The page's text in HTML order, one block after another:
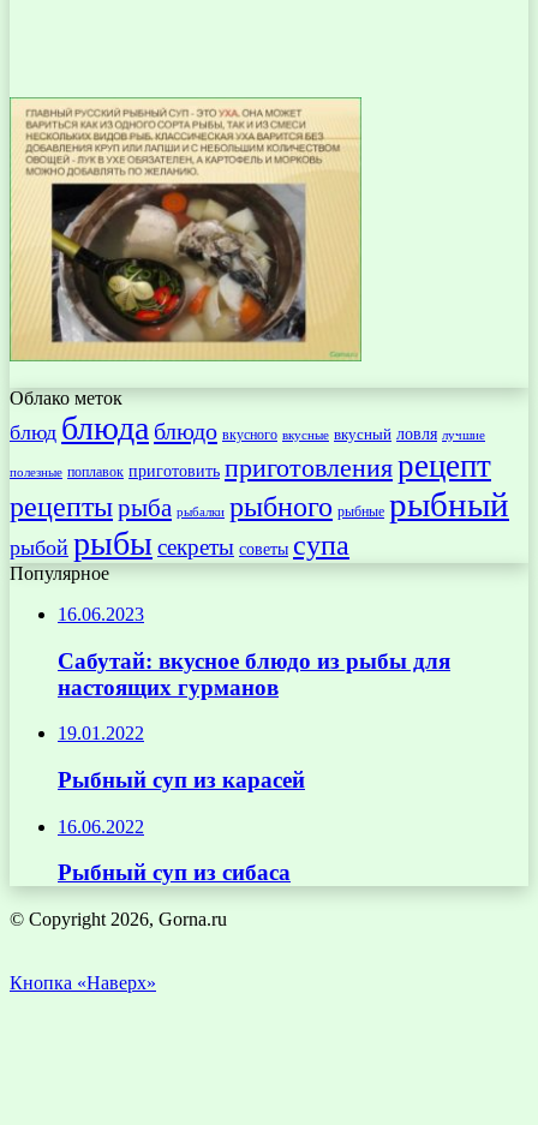
Облако меток
блюд блюда блюдо вкусного вкусные вкусный ловля лучшие
полезные поплавок приготовить приготовлениярецепт
рецептырыба рыбалки рыбного рыбные рыбный
рыбой рыбысекреты советы супа
Популярное
16.06.2023
Сабутай: вкусное блюдо из рыбы для
настоящих гурманов
19.01.2022
Рыбный суп из карасей
16.06.2022
Рыбный суп из сибаса
© Copyright 2026, Gorna.ru
Кнопка «Наверх»